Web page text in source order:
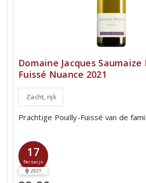
Domaine Jacques Saumaize
Fuissé Nuance 2021
Zacht, rijk
Prachtige Pouilly-Fuissé van de
17
Perswijn
2021